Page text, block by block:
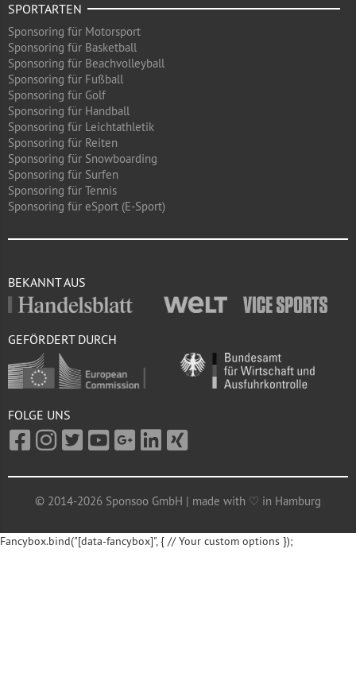
SPORTARTEN
Sponsoring für Motorsport
Sponsoring für Basketball
Sponsoring für Beachvolleyball
Sponsoring für Fußball
Sponsoring für Golf
Sponsoring für Handball
Sponsoring für Leichtathletik
Sponsoring für Reiten
Sponsoring für Snowboarding
Sponsoring für Surfen
Sponsoring für Tennis
Sponsoring für eSport (E-Sport)
BEKANNT AUS
GEFÖRDERT DURCH
FOLGE UNS
© 2014-2026 Sponsoo GmbH | made with ♡ in Hamburg
Fancybox.bind("[data-fancybox]", { // Your custom options });